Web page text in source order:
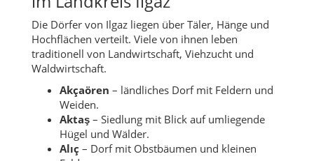
Die Dörfer von Ilgaz liegen über Täler, Hänge und
Hochflächen verteilt. Viele von ihnen leben
traditionell von Landwirtschaft, Viehzucht und
Waldwirtschaft.
Akçaören – ländliches Dorf mit Feldern und
Weiden.
Aktaş – Siedlung mit Blick auf umliegende
Hügel und Wälder.
Alıç – Dorf mit Obstbäumen und kleinen